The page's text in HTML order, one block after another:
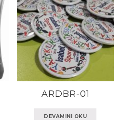
ARDBR-01
DEVAMINI OKU